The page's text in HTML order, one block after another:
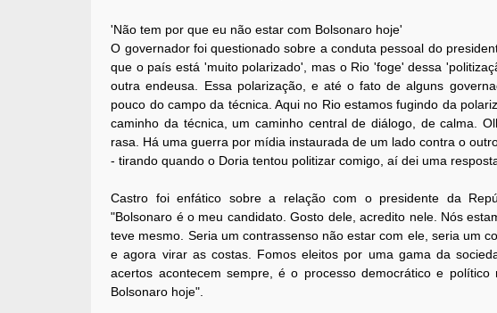
'Não tem por que eu não estar com Bolsonaro hoje'
O governador foi questionado sobre a conduta pessoal do
que o país está 'muito polarizado', mas o Rio 'foge' dessa
outra endeusa. Essa polarização, e até o fato de alguns
pouco do campo da técnica. Aqui no Rio estamos fugindo da
caminho da técnica, um caminho central de diálogo, de calma.
rasa. Há uma guerra por mídia instaurada de um lado contra o
- tirando quando o Doria tentou politizar comigo, aí dei uma
Castro foi enfático sobre a relação com o presidente da
"Bolsonaro é o meu candidato. Gosto dele, acredito nele. Nós
teve mesmo. Seria um contrassenso não estar com ele, seria um
e agora virar as costas. Fomos eleitos por uma gama da
acertos acontecem sempre, é o processo democrático e
Bolsonaro hoje".